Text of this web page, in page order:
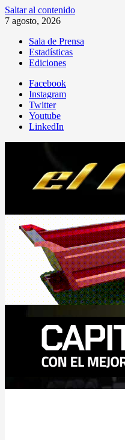
Saltar al contenido
7 agosto, 2026
Sala de Prensa
Estadísticas
Ediciones
Facebook
Instagram
Twitter
Youtube
LinkedIn